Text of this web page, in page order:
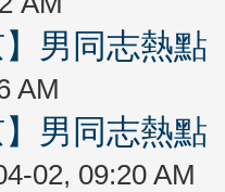
】男同志熱
AM
】男同志熱
02, 09:20 AM